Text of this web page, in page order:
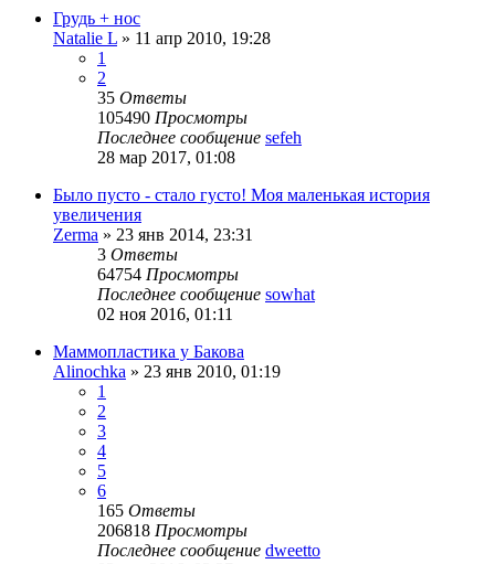
Грудь + нос
Natalie L » 11 апр 2010, 19:28
1
2
35 Ответы
105490 Просмотры
Последнее сообщение sefeh
28 мар 2017, 01:08
Было пусто - стало густо! Моя маленькая история
увеличения
Zerma » 23 янв 2014, 23:31
3 Ответы
64754 Просмотры
Последнее сообщение sowhat
02 ноя 2016, 01:11
Маммопластика у Бакова
Alinochka » 23 янв 2010, 01:19
1
2
3
4
5
6
165 Ответы
206818 Просмотры
Последнее сообщение dweetto